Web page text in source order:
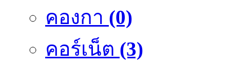
คองกา (0)
คอร์เน็ต (3)